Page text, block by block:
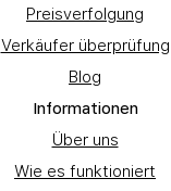
Preisverfolgung
Verkäufer überprüfung
Blog
Informationen
Über uns
Wie es funktioniert